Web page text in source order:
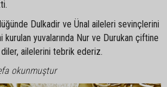
Dulkadir ve Ünal aileleri sevinçlerini
kurulan yuvalarında Nur ve Durukan çiftine
ailelerini tebrik ederiz.
okunmuştur